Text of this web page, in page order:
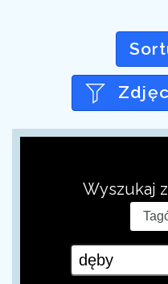
Wyszukaj